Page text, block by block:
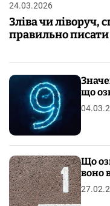
24.03.2026
Зліва чи ліворуч,
правильно
що
Що
воно